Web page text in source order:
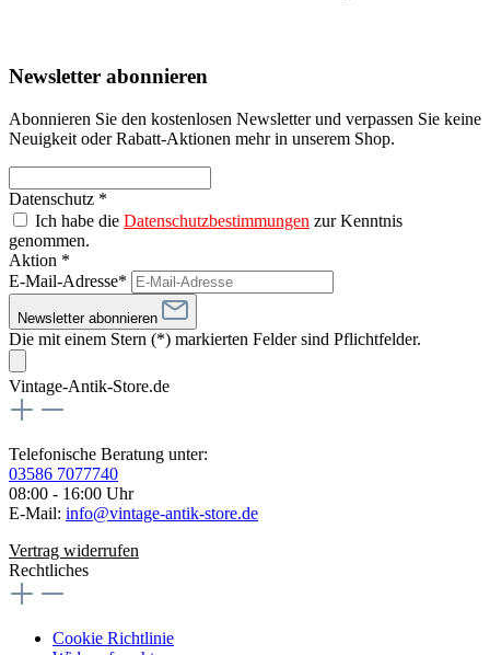
Newsletter abonnieren
Abonnieren Sie den kostenlosen Newsletter und verpassen Sie keine
Neuigkeit oder Rabatt-Aktionen mehr in unserem Shop.
Datenschutz *
Ich habe die Datenschutzbestimmungen zur Kenntnis
genommen.
Aktion *
E-Mail-Adresse*
Newsletter abonnieren
Die mit einem Stern (*) markierten Felder sind Pflichtfelder.
Vintage-Antik-Store.de
Telefonische Beratung unter:
03586 7077740
08:00 - 16:00 Uhr
E-Mail: info@vintage-antik-store.de
Vertrag widerrufen
Rechtliches
Cookie Richtlinie